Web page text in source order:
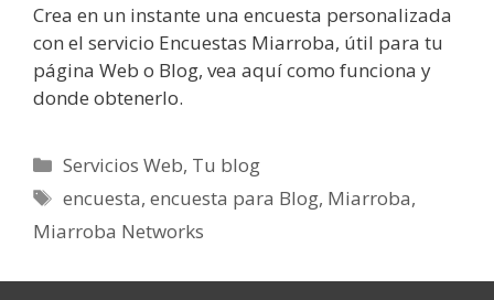
Crea en un instante una encuesta personalizada
con el servicio Encuestas Miarroba, útil para tu
página Web o Blog, vea aquí como funciona y
donde obtenerlo.
Categorías
Servicios Web, Tu blog
Etiquetas
encuesta,encuesta para Blog, Miarroba,
Miarroba Networks